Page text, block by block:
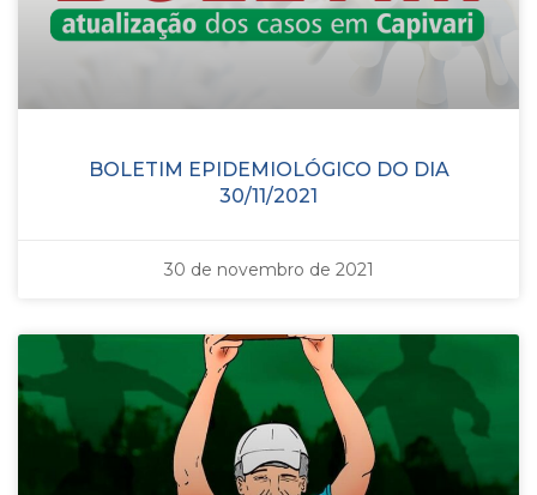
BOLETIM EPIDEMIOLÓGICO DO DIA
30/11/2021
30 de novembro de 2021